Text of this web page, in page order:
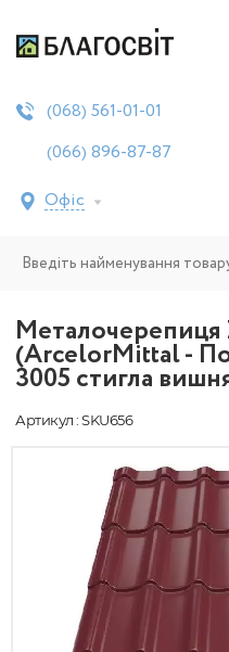
(068) 561-01-01
(066) 896-87-87
Офіс
Металочерепиця
(ArcelorMittal -
3005 стигла
Артикул : SKU656